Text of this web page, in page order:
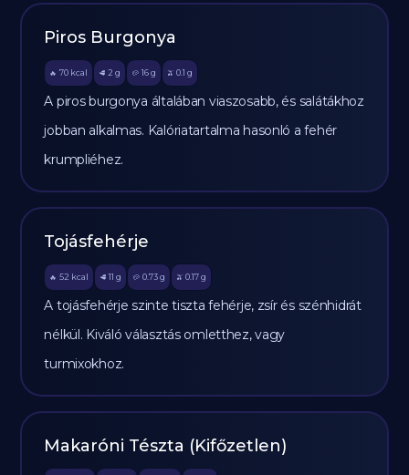
Piros Burgonya
🔥 70 kcal 🥩 2 g 🥔 16g 🫒 0.1 g
A piros burgonya általában viaszosabb, és salátákhoz
jobban alkalmas. Kalóriatartalma hasonló a fehér
krumpliéhez.
Tojásfehérje
🔥 52 kcal 🥩 11 g 🥔 0.73g 🫒 0.17 g
A tojásfehérje szinte tiszta fehérje, zsír és szénhidrát
nélkül. Kiváló választás omletthez, vagy
turmixokhoz.
Makaróni Tészta (Kifőzetlen)